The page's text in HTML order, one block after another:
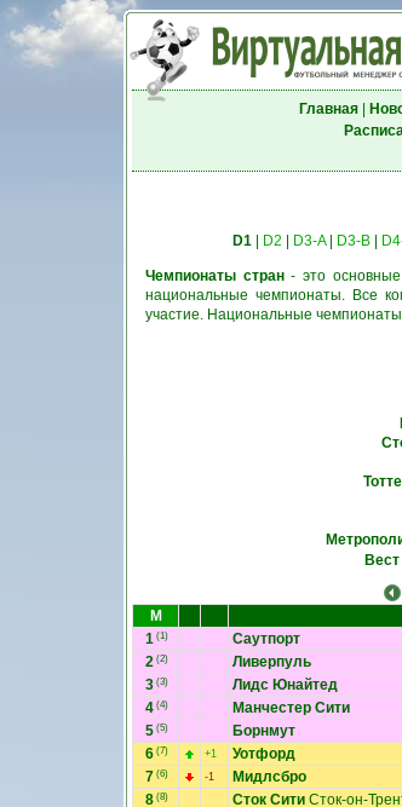
Главная|
D1| D2 D3-A| D3-B|
Чемпионаты стран- это основные
национальные чемпионаты. Все
участие. Национальные
М
1 (1) Саутпорт
2 (2) Ливерпуль
3 (3) Лидс Юнайтед
4 (4) Манчестер Сити
5 (5) Борнмут
6 (7) +1 Уотфорд
7 (6) -1 Мидлсбро
8 (8) Сток Сити Сток-он-